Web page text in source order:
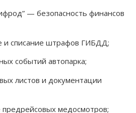
— безопасность финансов
и списание штрафов ГИБДД;
событий автопарка;
листов и документации
медосмотров;